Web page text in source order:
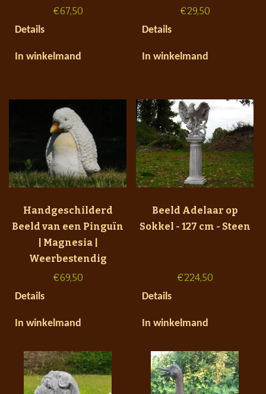
€67,50
Details
In winkelmand
€29,50
Details
In winkelmand
Handgeschilderd
Beeld van een Pinguïn
| Magnesia |
Weerbestendig
€69,50
Details
In winkelmand
Beeld Adelaar op
Sokkel - 127 cm - Steen
€224,50
Details
In winkelmand